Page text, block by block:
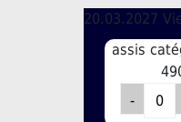
20.03.2027
assis